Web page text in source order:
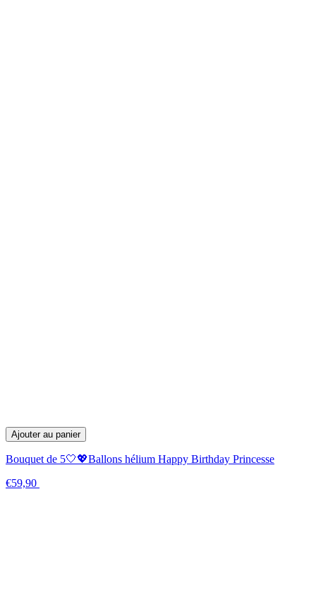
Ajouter au panier
Bouquet de 5🤍💖Ballons hélium Happy Birthday Princesse
€59,90